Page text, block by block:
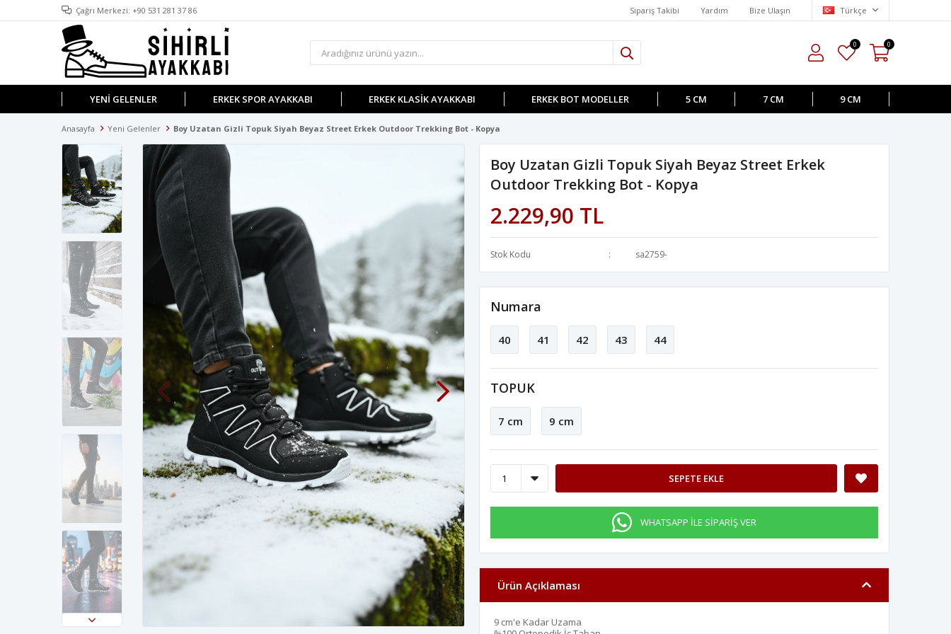
Çağrı Merkezi: +90 531 281 37 86 Sipariş Takibi Yardım Bize Ulaşın Türkçe
0 0
YENI GELENLER ERKEK SPOR AYAKKABI ERKEK KLASIK AYAKKABI ERKEK BOT MODELLER 5 CM 7 CM 9 CM
Anasayfa Yeni Gelenler Boy Uzatan Gizli Topuk Siyah Beyaz Street Erkek Outdoor Trekking Bot - Kopya
Boy Uzatan Gizli Topuk Siyah Beyaz Street Erkek
Outdoor Trekking Bot - Kopya
2.229,90 TL
Stok Kodu sa2759-
Numara
40 41 42 43 44
TOPUK
7 cm 9 cm
SEPETE EKLE
WHATSAPP İLE SİPARİŞ VER
Ürün Açıklaması
9 cm'e Kadar Uzama